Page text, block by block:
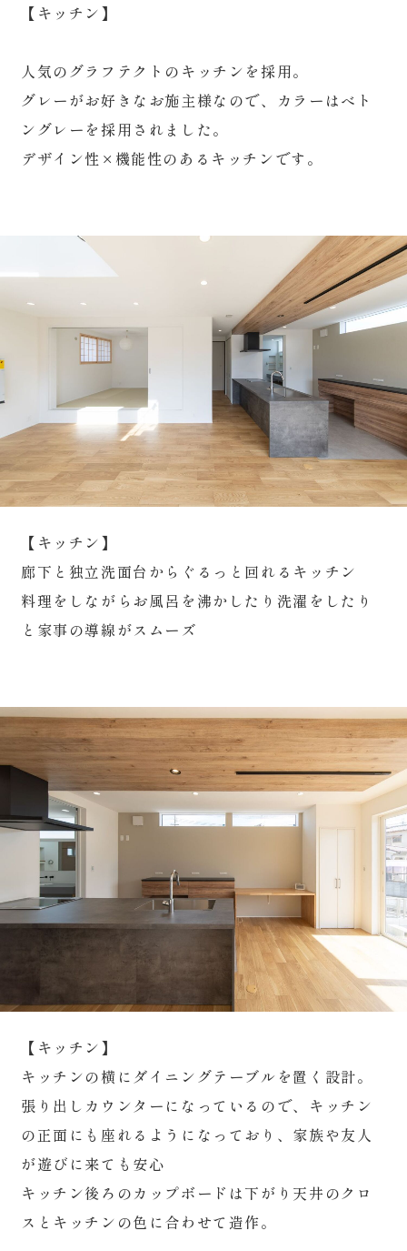
【キッチン】
人気のグラフテクトのキッチンを採用。
グレーがお好きなお施主様なので、カラーはべト
ングレーを採用されました。
デザイン性×機能性のあるキッチンです。
【キッチン】
廊下と独立洗面台からぐるっと回れるキッチン
料理をしながらお風呂を沸かしたり洗濯をしたり
と家事の導線がスムーズ
【キッチン】
キッチンの横にダイニングテーブルを置く設計。
張り出しカウンターになっているので、キッチン
の正面にも座れるようになっており、家族や友人
が遊びに来ても安心
キッチン後ろのカップボードは下がり天井のクロ
スとキッチンの色に合わせて造作。